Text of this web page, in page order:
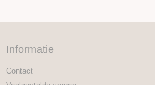
Informatie
Contact